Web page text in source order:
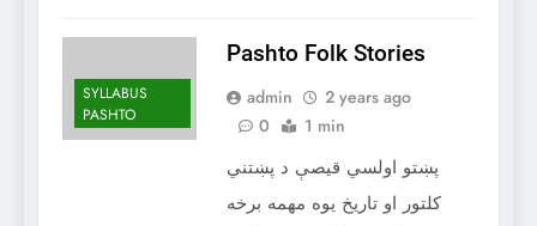
SYLLABUS
PASHTO
Pashto Folk Stories
admin
2 years ago
0
1 min
پښتو اولسي قیصې د پښتني
کلتور او تاریخ یوه مهمه برخه